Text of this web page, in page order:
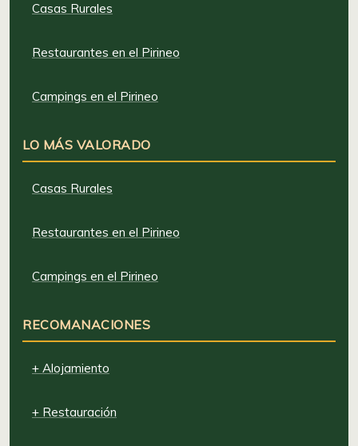
Casas Rurales
Restaurantes en el Pirineo
Campings en el Pirineo
LO MÁS VALORADO
Casas Rurales
Restaurantes en el Pirineo
Campings en el Pirineo
RECOMANACIONES
+ Alojamiento
+ Restauración